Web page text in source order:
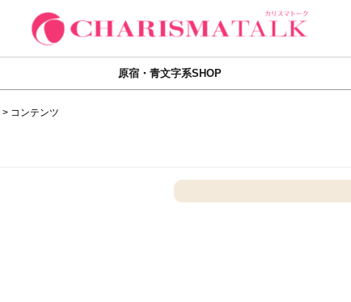
原宿・青文字系SHOP
> コンテンツ